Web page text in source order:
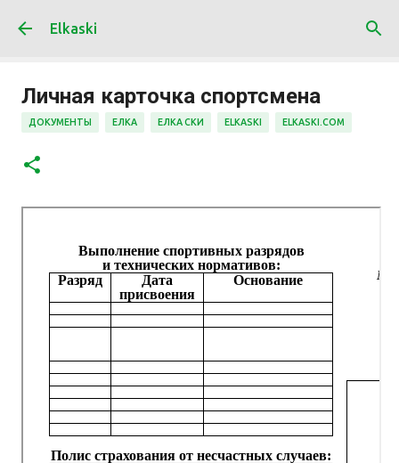
Elkaski
Личная карточка спортсмена
ДОКУМЕНТЫ ЕЛКА ЕЛКА СКИ ELKASKI ELKASKI.COM